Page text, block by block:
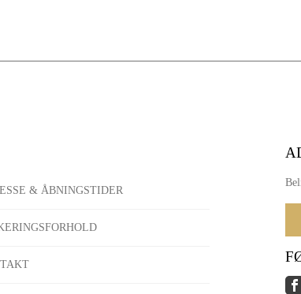
& ÅBNINGSTIDER